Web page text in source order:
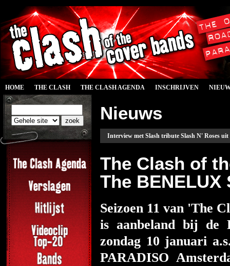
HOME THE CLASH THE CLASH AGENDA INSCHRIJVEN
Nieuws
Interview met Slash tribute Slash N' Roses uit
The Clash of
The BENELUX
Seizoen 11 van 'The
is aanbeland bij de
zondag 10 januari
PARADISO